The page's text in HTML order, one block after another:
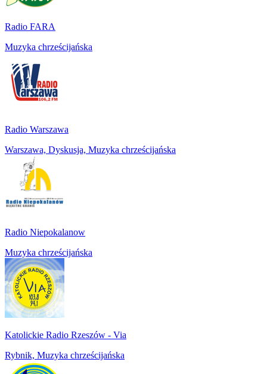
Radio FARA
Muzyka chrześcijańska
Radio Warszawa
Warszawa, Dyskusja, Muzyka chrześcijańska
Radio Niepokalanow
Muzyka chrześcijańska
Katolickie Radio Rzeszów - Via
Rybnik, Muzyka chrześcijańska